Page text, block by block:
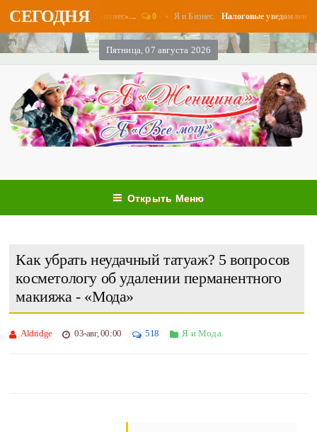
СЕГОДНЯ
в августе - «Бизнес»... 0 Я и Бизнес. Налоговые уведомления и
Пятница, 07 августа 2026
Открыть Меню
Как убрать неудачный татуаж? 5 вопросов
косметологу об удалении перманентного
макияжа - «Мода»
Aldridge 03-авг, 00:00 518 Я и Мода.